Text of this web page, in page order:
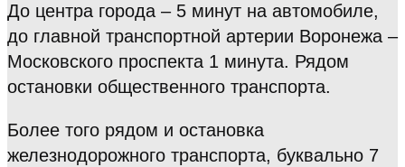
До центра города – 5 минут на автомобиле,
до главной транспортной артерии Воронежа –
Московского проспекта 1 минута. Рядом
остановки общественного транспорта.
Более того рядом и остановка
железнодорожного транспорта, буквально 7